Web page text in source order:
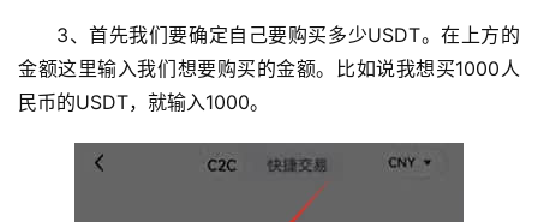
3、首先我们要确定自己要购买多少USDT。在上方的
金额这里输入我们想要购买的金额。比如说我想买1000人
民币的USDT，就输入1000。